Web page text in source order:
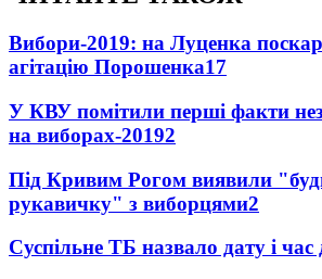
Вибори-2019: на Луценка
агітацію Порошенка17
У КВУ помітили перші факти
на виборах-20192
Під Кривим Рогом виявили
рукавичку" з виборцями2
Суспільне ТБ назвало дату і час